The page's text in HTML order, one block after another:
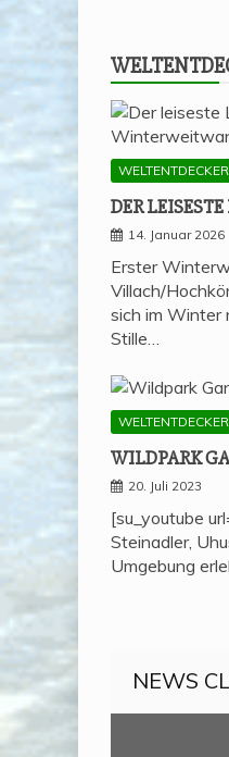
WELTENTDECKER
DER
14. Januar 2026
Erster
Villach/
sich im Winter
Stille…
WELTENTDECKER
WILD­PARK
20. Juli 2023
[su_youtube
Steinadler,
Umgebung
NEWS